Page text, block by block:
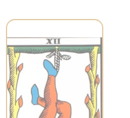
Représente le
lâcher-prise, la
suspension et une
nouvelle
perspective. Cette